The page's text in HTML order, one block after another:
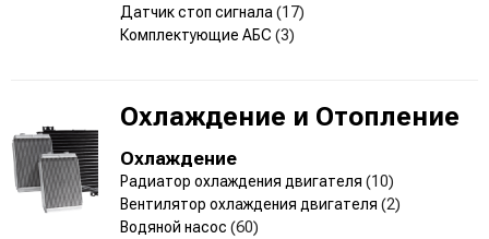
Датчик стоп сигнала (17)
Комплектующие АБС (3)
Охлаждение и Отопление
Охлаждение
Радиатор охлаждения двигателя (10)
Вентилятор охлаждения двигателя (2)
Водяной насос (60)